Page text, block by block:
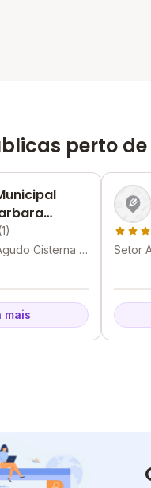
perto
Cisterna -
mais
Setor